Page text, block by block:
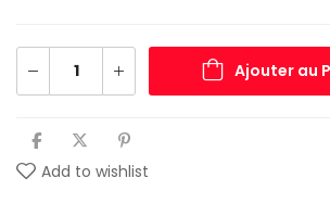
Ajouter au
Add to wishlist